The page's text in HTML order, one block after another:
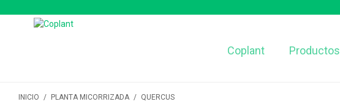
Coplant Productos
INICIO / PLANTA MICORRIZADA / QUERCUS